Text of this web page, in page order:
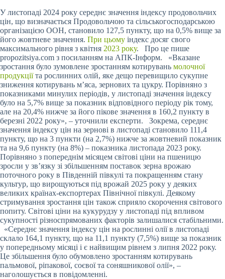
У листопаді 2024 року середнє значення індексу продовольчих
цін, що визначається Продовольчою та сільськогосподарською
організацією ООН, становило 127,5 пункту, що на 0,5% вище за
його жовтневе значення. При цьому індекс досяг свого
максимального рівня з квітня 2023 року. Про це пише
propozitsiya.com з посиланням на АПК-Інформ. «Вказане
зростання було зумовлене зростанням котирувань молочної
продукціїта рослинних олій, яке дещо перевищило сукупне
зниження котирувань м’яса, зернових та цукру. Порівняно з
показниками минулих періодів, у листопаді значення індексу
було на 5,7% вище за показник відповідного періоду рік тому,
але на 20,4% нижче за його пікове значення в 160,2 пункту в
березні 2022 року», – уточнили експерти. Зокрема, середнє
значення індексу цін на зернові в листопаді становило 111,4
пункту, що на 3 пункти (на 2,7%) нижче за жовтневий показник
та на 9,6 пункту (на 8%) – показника листопада 2023 року.
Порівняно з попереднім місяцем світові ціни на пшеницю
зросли у зв’язку зі збільшенням поставок зерна врожаю
поточного року в Південній півкулі та покращенням стану
культур, що вирощуються під врожай 2025 року у деяких
великих країнах-експортерах Північної півкулі. Деякому
стримування зростання цін також сприяло скорочення світового
попиту. Світові ціни на кукурудзу у листопаді під впливом
сукупності різноспрямованих факторів залишалися стабільними.
«Середнє значення індексу цін на рослинні олії в листопаді
склало 164,1 пункту, що на 11,1 пункту (7,5%) вище за показник
у попередньому місяці і є найвищим рівнем з липня 2022 року.
Це збільшення було обумовлено зростанням котирувань
пальмової, ріпакової, соєвої та соняшникової олії», –
наголошується в повідомленні.